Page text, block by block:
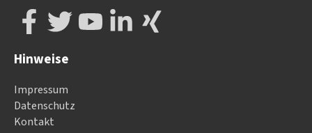
Hinweise
Impressum
Datenschutz
Kontakt